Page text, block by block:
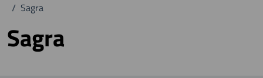
/ Sagra
Sagra